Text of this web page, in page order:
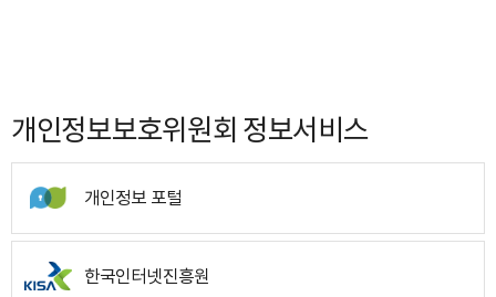
개인정보보호위원회 정보서비스
개인정보 포털
한국인터넷진흥원